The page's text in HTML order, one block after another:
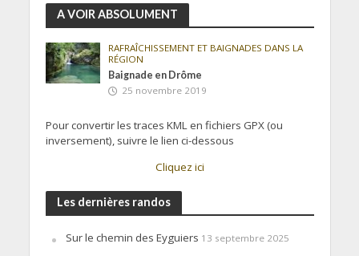
A VOIR ABSOLUMENT
RAFRAÎCHISSEMENT ET BAIGNADES DANS LA
RÉGION
Baignade en Drôme
25 novembre 2019
Pour convertir les traces KML en fichiers GPX (ou
inversement), suivre le lien ci-dessous
Cliquez ici
Les dernières randos
Sur le chemin des Eyguiers 13 septembre 2025